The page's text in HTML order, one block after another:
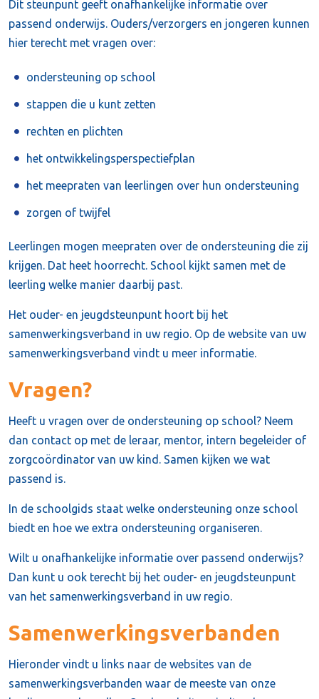
Dit steunpunt geeft onafhankelijke informatie over
passend onderwijs. Ouders/verzorgers en jongeren kunnen
hier terecht met vragen over:
ondersteuning op school
stappen die u kunt zetten
rechten en plichten
het ontwikkelingsperspectiefplan
het meepraten van leerlingen over hun ondersteuning
zorgen of twijfel
Leerlingen mogen meepraten over de ondersteuning die zij
krijgen. Dat heet hoorrecht. School kijkt samen met de
leerling welke manier daarbij past.
Het ouder- en jeugdsteunpunt hoort bij het
samenwerkingsverband in uw regio. Op de website van uw
samenwerkingsverband vindt u meer informatie.
Vragen?
Heeft u vragen over de ondersteuning op school? Neem
dan contact op met de leraar, mentor, intern begeleider of
zorgcoördinator van uw kind. Samen kijken we wat
passend is.
In de schoolgids staat welke ondersteuning onze school
biedt en hoe we extra ondersteuning organiseren.
Wilt u onafhankelijke informatie over passend onderwijs?
Dan kunt u ook terecht bij het ouder- en jeugdsteunpunt
van het samenwerkingsverband in uw regio.
Samenwerkingsverbanden
Hieronder vindt u links naar de websites van de
samenwerkingsverbanden waar de meeste van onze